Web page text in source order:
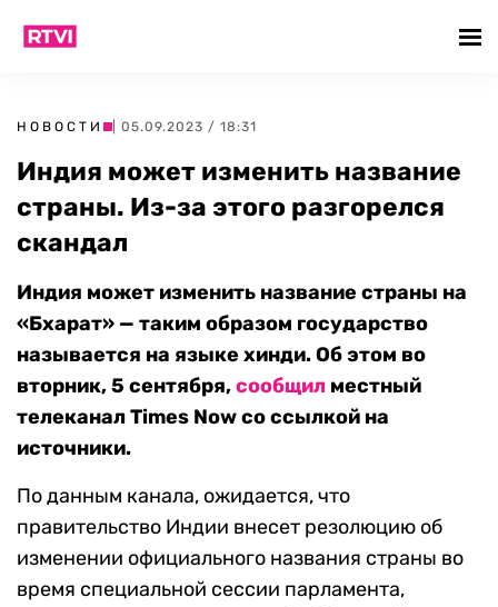
НОВОСТИ | 05.09.2023 / 18:31
Индия может изменить название
страны. Из-за этого разгорелся
скандал
Индия может изменить название страны на
«Бхарат» — таким образом государство
называется на языке хинди. Об этом во
вторник, 5 сентября,сообщил местный
телеканал Times Now со ссылкой на
источники.
По данным канала, ожидается, что
правительство Индии внесет резолюцию об
изменении официального названия страны во
время специальной сессии парламента,